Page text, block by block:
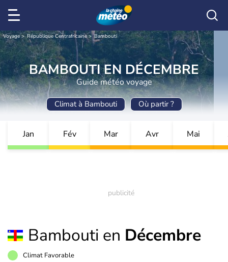
Voyage République Centrafricaine Bambouti
BAMBOUTI EN DÉCEMBRE
Guide météo voyage
Climat à Bambouti Où partir ?
Jan Fév Mar Avr Mai
Bambouti en Décembre
Climat Favorable